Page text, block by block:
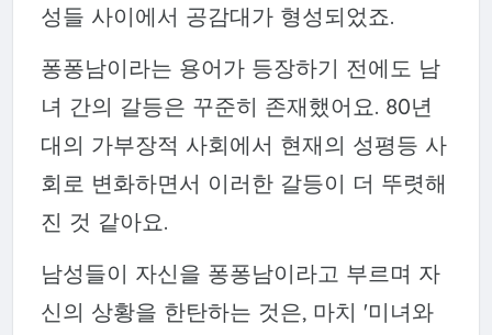
성들 사이에서 공감대가 형성되었죠.
퐁퐁남이라는 용어가 등장하기 전에도 남
녀 간의 갈등은 꾸준히 존재했어요. 80년
대의 가부장적 사회에서 현재의 성평등 사
회로 변화하면서 이러한 갈등이 더 뚜렷해
진 것 같아요.
남성들이 자신을 퐁퐁남이라고 부르며 자
신의 상황을 한탄하는 것은, 마치 '미녀와